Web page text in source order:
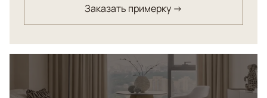
Заказать примерку →